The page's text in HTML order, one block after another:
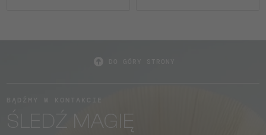
ŚLEDŹ MAGIĘ